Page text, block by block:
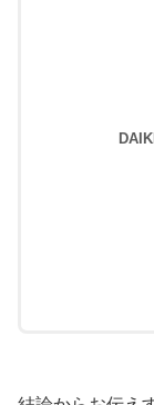
DAIKI